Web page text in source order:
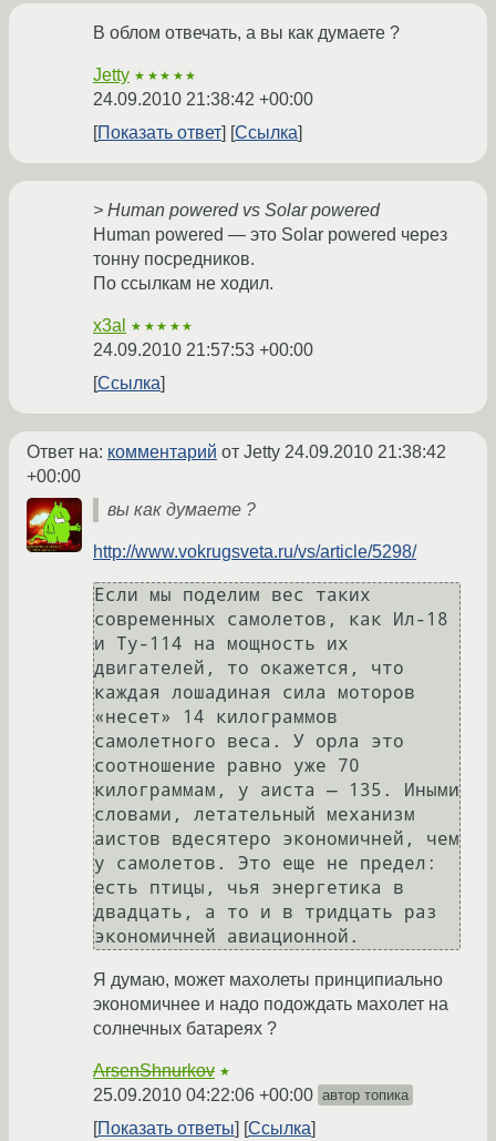
В облом отвечать, а вы как думаете ?
Jetty ★★★★★
24.09.2010 21:38:42 +00:00
Показать ответ
Ссылка
> Human powered vs Solar powered
Human powered — это Solar powered через
тонну посредников.
По ссылкам не ходил.
x3al ★★★★★
24.09.2010 21:57:53 +00:00
Ссылка
Ответ на: комментарий от Jetty 24.09.2010 21:38:42
+00:00
вы как думаете ?
http://www.vokrugsveta.ru/vs/article/5298/
Если мы поделим вес таких
современных самолетов, как Ил-18
и Ту-114 на мощность их
двигателей, то окажется, что
каждая лошадиная сила моторов
«несет» 14 килограммов
самолетного веса. У орла это
соотношение равно уже 70
килограммам, у аиста — 135. Иными
словами, летательный механизм
аистов вдесятеро экономичней, чем
у самолетов. Это еще не предел:
есть птицы, чья энергетика в
двадцать, а то и в тридцать раз
экономичней авиационной.
Я думаю, может махолеты принципиально
экономичнее и надо подождать махолет на
солнечных батареях ?
ArsenShnurkov ★
25.09.2010 04:22:06 +00:00 автор топика
Показать ответы Ссылка